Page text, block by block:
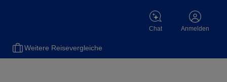
Chat Anmelden
Weitere Reisevergleiche